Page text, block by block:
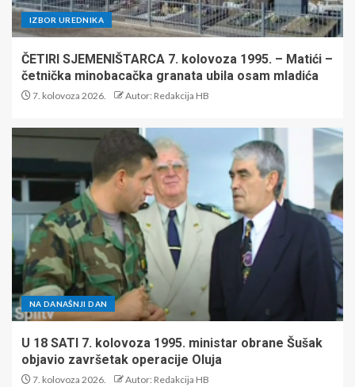
IZBOR UREDNIKA
ČETIRI SJEMENIŠTARCA 7. kolovoza 1995. – Matići –
četnička minobacačka granata ubila osam mladića
7. kolovoza 2026. Autor: Redakcija HB
NA DANAŠNJI DAN
U 18 SATI 7. kolovoza 1995. ministar obrane Šušak
objavio završetak operacije Oluja
7. kolovoza 2026. Autor: Redakcija HB